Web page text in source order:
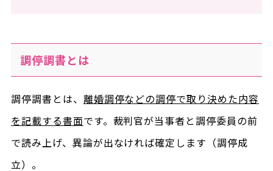
調停調書とは
調停調書とは、 離婚調停などの調停で取り決めた内容
を記載する書面です。裁判官が当事者と調停委員の前
で読み上げ、異論が出なければ確定します（調停成
立）。